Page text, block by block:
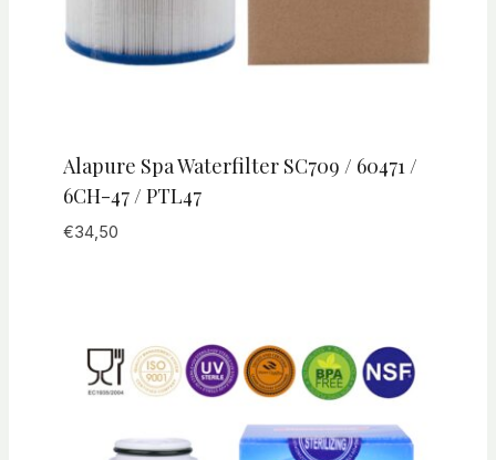
Alapure Spa Waterfilter SC709 / 60471 /
6CH-47 / PTL47
€34,50